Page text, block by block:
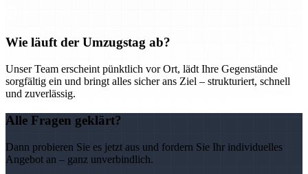
Wie läuft der Umzugstag ab?
Unser Team erscheint pünktlich vor Ort, lädt Ihre Gegenstände
sorgfältig ein und bringt alles sicher ans Ziel – strukturiert, schnell
und zuverlässig.
Alle Fragen geklärt?
Dann probieren Sie es jetzt aus und fordern Sie Ihr individuelles
Angebot an – ganz unverbindlich.